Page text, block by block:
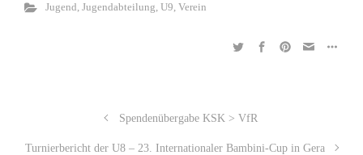
Jugend, Jugendabteilung, U9, Verein
Spendenübergabe KSK > VfR
Turnierbericht der U8 – 23. Internationaler Bambini-Cup in Gera